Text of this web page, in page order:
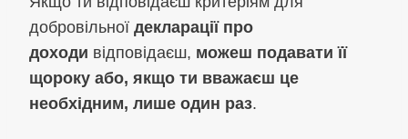
добровільної декларації про
доходи відповідаєш, можеш подавати її
щороку або, якщо ти вважаєш це
необхідним, лише один раз.